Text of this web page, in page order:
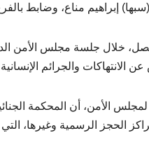
إبراهيم مناع، وضابط بالفرع
خلال جلسة مجلس الأمن
الانتهاكات والجرائم
الأمن، أن المحكمة
الحجز الرسمية وغيرها،